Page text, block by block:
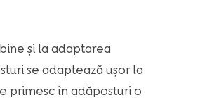
și la adaptarea
se adaptează ușor la
primesc în adăposturi o